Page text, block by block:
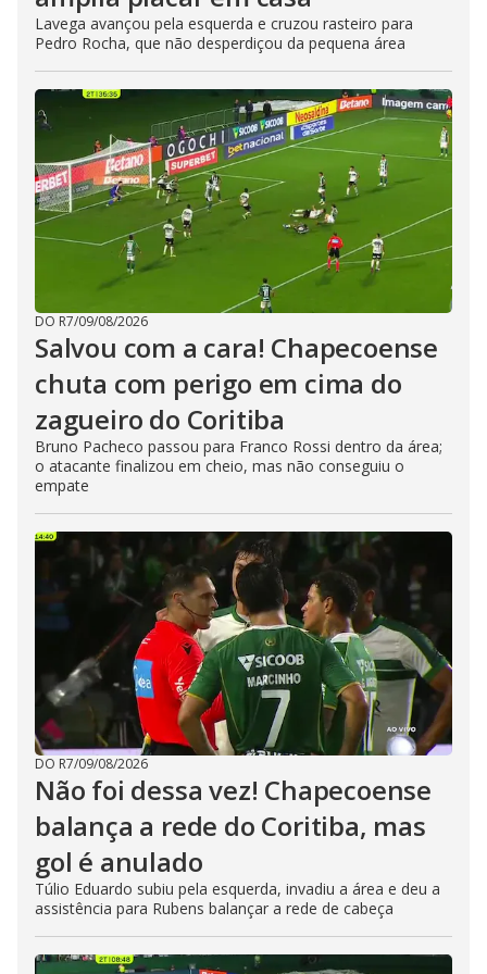
Lavega avançou pela esquerda e cruzou rasteiro para
Pedro Rocha, que não desperdiçou da pequena área
DO R7/09/08/2026
Salvou com a cara! Chapecoense
chuta com perigo em cima do
zagueiro do Coritiba
Bruno Pacheco passou para Franco Rossi dentro da área;
o atacante finalizou em cheio, mas não conseguiu o
empate
DO R7/09/08/2026
Não foi dessa vez! Chapecoense
balança a rede do Coritiba, mas
gol é anulado
Túlio Eduardo subiu pela esquerda, invadiu a área e deu a
assistência para Rubens balançar a rede de cabeça